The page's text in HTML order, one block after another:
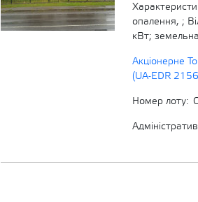
опалення, ;
кВт;
Акціонерне
(UA-EDR
Номер лоту